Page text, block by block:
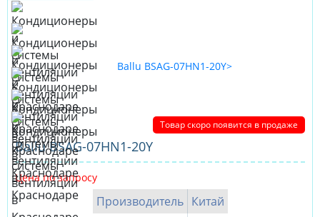
Товар скоро появится в продаже
Ballu BSAG-07HN1-20Y
Цена по запросу
Производитель Китай